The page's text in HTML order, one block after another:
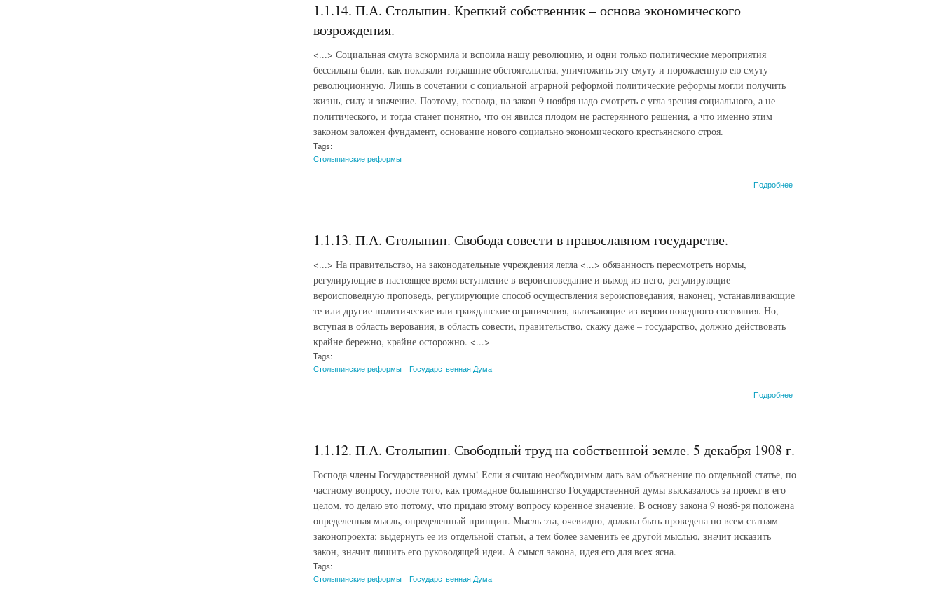
1.1.14. П.А. Столыпин. Крепкий собственник – основа экономического
возрождения.
<...> Социальная смута вскормила и вспоила нашу революцию, и одни только политические мероприятия
бессильны были, как показали тогдашние обстоятельства, уничтожить эту смуту и порожденную ею смуту
революционную. Лишь в сочетании с социальной аграрной реформой политические реформы могли получить
жизнь, силу и значение. Поэтому, господа, на закон 9 ноября надо смотреть с угла зрения социального, а не
политического, и тогда станет понятно, что он явился плодом не растерянного решения, а что именно этим
законом заложен фундамент, основание нового социально экономического крестьянского строя.
Tags:
Столыпинские реформы
Подробнее
1.1.13. П.А. Столыпин. Свобода совести в православном государстве.
<...> На правительство, на законодательные учреждения легла <...> обязанность пересмотреть нормы,
регулирующие в настоящее время вступление в вероисповедание и выход из него, регулирующие
вероисповедную проповедь, регулирующие способ осуществления вероисповедания, наконец, устанавливающие
те или другие политические или гражданские ограничения, вытекающие из вероисповедного состояния. Но,
вступая в область верования, в область совести, правительство, скажу даже – государство, должно действовать
крайне бережно, крайне осторожно. <...>
Tags:
Столыпинские реформы
Государственная Дума
Подробнее
1.1.12. П.А. Столыпин. Свободный труд на собственной земле. 5 декабря 1908 г.
Господа члены Государственной думы! Если я считаю необходимым дать вам объяснение по отдельной статье, по
частному вопросу, после того, как громадное большинство Государственной думы высказалось за проект в его
целом, то делаю это потому, что придаю этому вопросу коренное значение. В основу закона 9 нояб-ря положена
определенная мысль, определенный принцип. Мысль эта, очевидно, должна быть проведена по всем статьям
законопроекта; выдернуть ее из отдельной статьи, а тем более заменить ее другой мыслью, значит исказить
закон, значит лишить его руководящей идеи. А смысл закона, идея его для всех ясна.
Tags:
Столыпинские реформы
Государственная Дума